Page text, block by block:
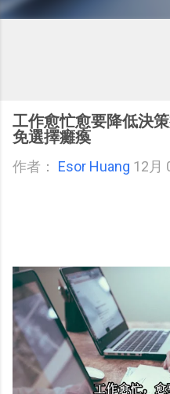
工作愈忙愈要降低決
免選擇癱瘓
作者： Esor Huang 12月